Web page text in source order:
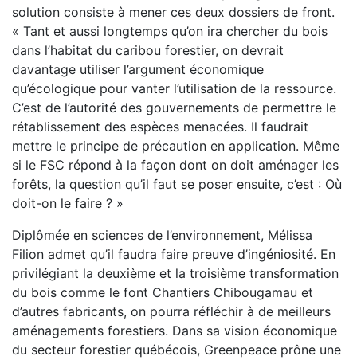
solution consiste à mener ces deux dossiers de front.
« Tant et aussi longtemps qu’on ira chercher du bois
dans l’habitat du caribou forestier, on devrait
davantage utiliser l’argument économique
qu’écologique pour vanter l’utilisation de la ressource.
C’est de l’autorité des gouvernements de permettre le
rétablissement des espèces menacées. Il faudrait
mettre le principe de précaution en application. Même
si le FSC répond à la façon dont on doit aménager les
forêts, la question qu’il faut se poser ensuite, c’est : Où
doit-on le faire ? »
Diplômée en sciences de l’environnement, Mélissa
Filion admet qu’il faudra faire preuve d’ingéniosité. En
privilégiant la deuxième et la troisième transformation
du bois comme le font Chantiers Chibougamau et
d’autres fabricants, on pourra réfléchir à de meilleurs
aménagements forestiers. Dans sa vision économique
du secteur forestier québécois, Greenpeace prône une